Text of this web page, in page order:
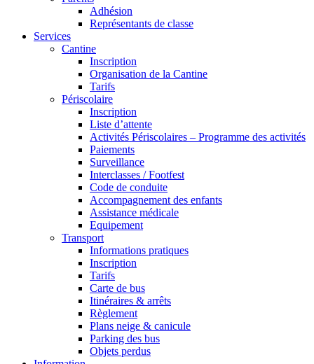
Adhésion
Représentants de classe
Services
Cantine
Inscription
Organisation de la Cantine
Tarifs
Périscolaire
Inscription
Liste d’attente
Activités Périscolaires – Programme des activités
Paiements
Surveillance
Interclasses / Footfest
Code de conduite
Accompagnement des enfants
Assistance médicale
Equipement
Transport
Informations pratiques
Inscription
Tarifs
Carte de bus
Itinéraires & arrêts
Règlement
Plans neige & canicule
Parking des bus
Objets perdus